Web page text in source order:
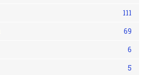
111
69
6
5